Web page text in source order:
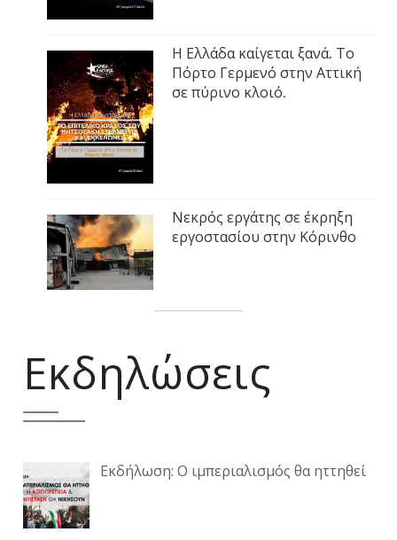
Η Ελλάδα καίγεται ξανά. Το
Πόρτο Γερμενό στην Αττική
σε πύρινο κλοιό.
Νεκρός εργάτης σε έκρηξη
εργοστασίου στην Κόρινθο
Εκδηλώσεις
Εκδήλωση: Ο ιμπεριαλισμός θα ηττηθεί